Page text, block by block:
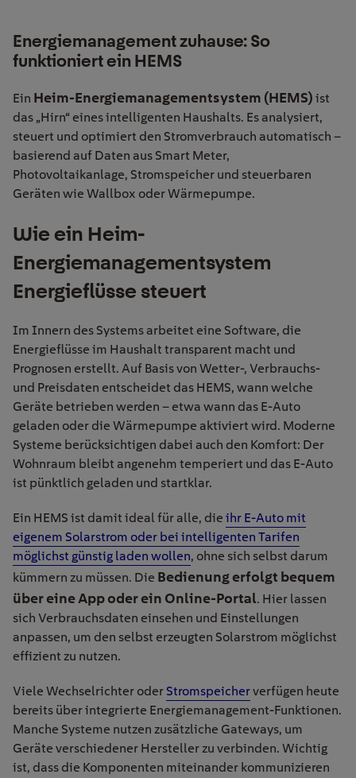
Energiemanagement zuhause: So
funktioniert ein HEMS
Ein Heim-Energiemanagementsystem (HEMS) ist
das „Hirn“ eines intelligenten Haushalts. Es analysiert,
steuert und optimiert den Stromverbrauch automatisch –
basierend auf Daten aus Smart Meter,
Photovoltaikanlage, Stromspeicher und steuerbaren
Geräten wie Wallbox oder Wärmepumpe.
Wie ein Heim-
Energiemanagementsystem
Energieflüsse steuert
Im Innern des Systems arbeitet eine Software, die
Energieflüsse im Haushalt transparent macht und
Prognosen erstellt. Auf Basis von Wetter-, Verbrauchs-
und Preisdaten entscheidet das HEMS, wann welche
Geräte betrieben werden – etwa wann das E-Auto
geladen oder die Wärmepumpe aktiviert wird. Moderne
Systeme berücksichtigen dabei auch den Komfort: Der
Wohnraum bleibt angenehm temperiert und das E-Auto
ist pünktlich geladen und startklar.
Ein HEMS ist damit ideal für alle, die ihr E-Auto mit
eigenem Solarstrom oder bei intelligenten Tarifen
möglichst günstig laden wollen, ohne sich selbst darum
kümmern zu müssen. Die Bedienung erfolgt bequem
über eine App oder ein Online-Portal. Hier lassen
sich Verbrauchsdaten einsehen und Einstellungen
anpassen, um den selbst erzeugten Solarstrom möglichst
effizient zu nutzen.
Viele Wechselrichter oder Stromspeicherverfügen heute
bereits über integrierte Energiemanagement-Funktionen.
Manche Systeme nutzen zusätzliche Gateways, um
Geräte verschiedener Hersteller zu verbinden. Wichtig
ist, dass die Komponenten miteinander kommunizieren